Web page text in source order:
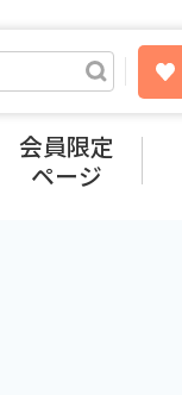
会員限定
ページ